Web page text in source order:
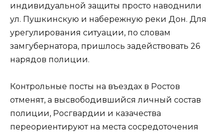
индивидуальной защиты просто наводнили
ул. Пушкинскую и набережную реки Дон. Для
урегулирования ситуации, по словам
замгубернатора, пришлось задействовать 26
нарядов полиции.
Контрольные посты на въездах в Ростов
отменят, а высвободившийся личный состав
полиции, Росгвардии и казачества
переориентируют на места сосредоточения